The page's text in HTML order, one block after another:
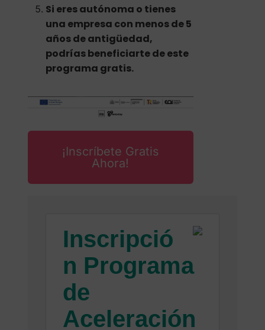
Si eres autónoma o tienes
una empresa con menos de 5
años de antigüedad,
podrías beneficiarte de este
programa gratis.
¡Inscríbete Gratis
Ahora!